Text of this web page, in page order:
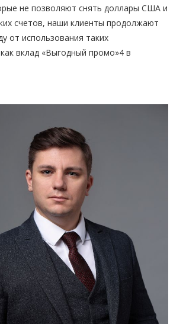
не позволяют снять доллары США и
счетов, наши клиенты продолжают
от использования таких
вклад «Выгодный промо»4 в